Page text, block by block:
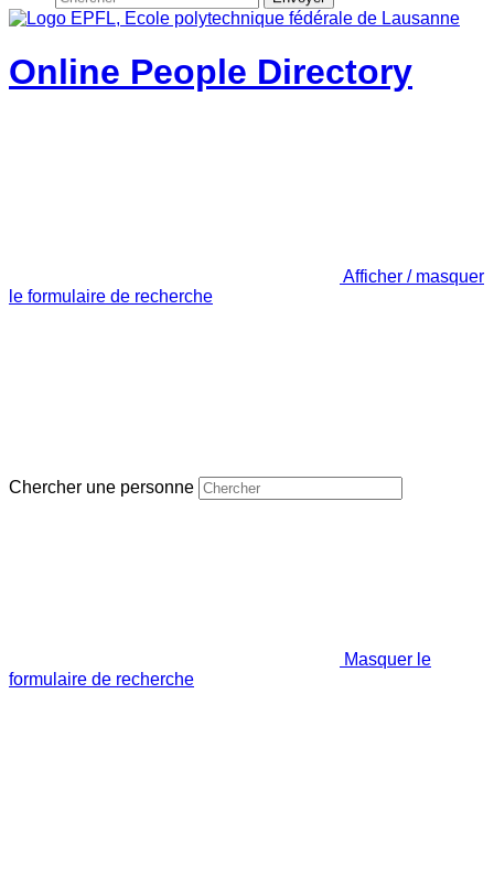
Online People Directory
Afficher / masquer
le formulaire de recherche
Chercher une personne
Masquer le
formulaire de recherche